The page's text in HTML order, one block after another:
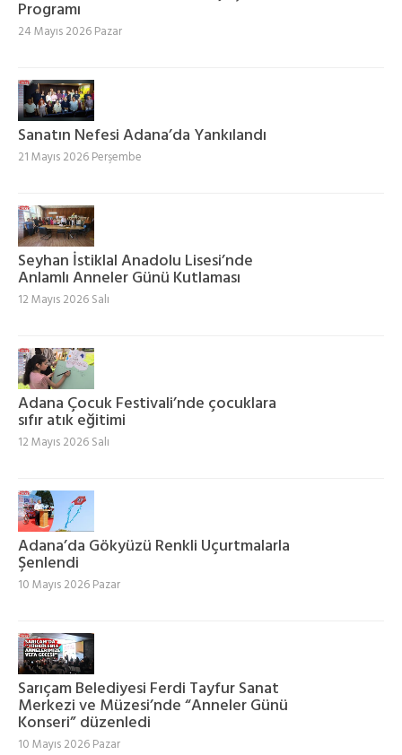
Programı
24 Mayıs 2026 Pazar
Sanatın Nefesi Adana’da Yankılandı
21 Mayıs 2026 Perşembe
Seyhan İstiklal Anadolu Lisesi’nde
Anlamlı Anneler Günü Kutlaması
12 Mayıs 2026 Salı
Adana Çocuk Festivali’nde çocuklara
sıfır atık eğitimi
12 Mayıs 2026 Salı
Adana’da Gökyüzü Renkli Uçurtmalarla
Şenlendi
10 Mayıs 2026 Pazar
Sarıçam Belediyesi Ferdi Tayfur Sanat
Merkezi ve Müzesi’nde “Anneler Günü
Konseri” düzenledi
10 Mayıs 2026 Pazar